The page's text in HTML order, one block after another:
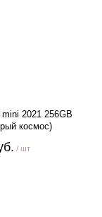
2021 256GB
космос)
/ шт